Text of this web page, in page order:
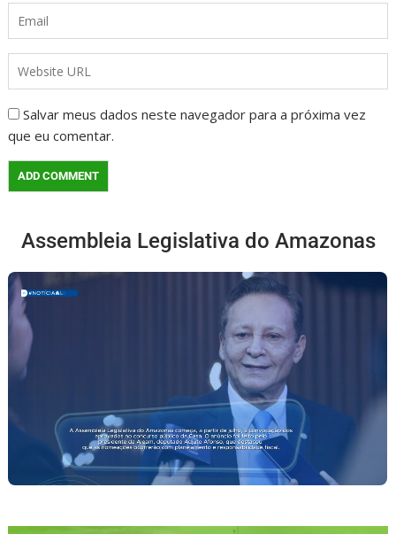
Salvar meus dados neste navegador para a próxima vez
que eu comentar.
Assembleia Legislativa do Amazonas